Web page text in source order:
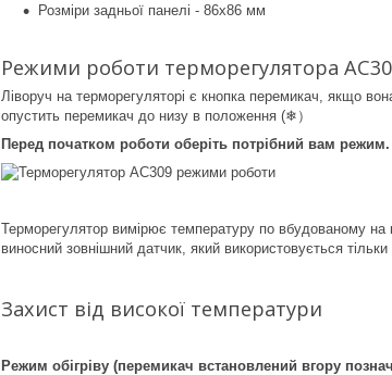
Розміри задньої панелі - 86х86 мм
Режими роботи терморегулятора
Ліворуч на терморегуляторі є кнопка перемикач, якщо
опустить перемикач до низу в положення (❄）
Перед початком роботи оберіть потрібний вам режим.
Терморегулятор вимірює температуру по вбудованому на
виносний зовнішний датчик, який використовується
Захист від високої температури
Режим обігріву (перемикач встановлений вгору